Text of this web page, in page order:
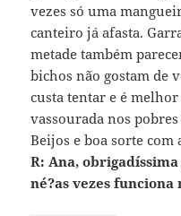
vezes só uma
canteiro já afasta.
metade também
bichos não gostam de
custa tentar e é
vassourada nos
Beijos e boa sorte
R: Ana,
né?as vezes